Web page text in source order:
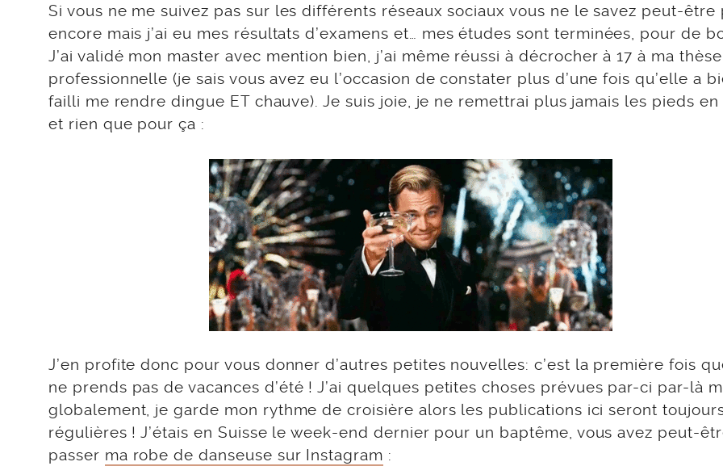
Si vous ne me suivez pas sur les différents réseaux sociaux vous ne le savez peut-être
encore mais j’ai eu mes résultats d’examens et… mes études sont terminées, pour de
J’ai validé mon master avec mention bien, j’ai même réussi à décrocher à 17 à ma thèse
professionnelle (je sais vous avez eu l’occasion de constater plus d’une fois qu’elle a
failli me rendre dingue ET chauve). Je suis joie, je ne remettrai plus jamais les pieds en
et rien que pour ça :
J’en profite donc pour vous donner d’autres petites nouvelles: c’est la première fois
ne prends pas de vacances d’été ! J’ai quelques petites choses prévues par-ci par-là
globalement, je garde mon rythme de croisière alors les publications ici seront
régulières ! J’étais en Suisse le week-end dernier pour un baptême, vous avez peut-
passer ma robe de danseuse sur Instagram :